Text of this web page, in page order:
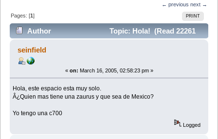
← previous next →
PRINT
Pages: [1]
Author
Topic: Hola! (Read 22261
times)
seinfield
« on: March 16, 2005, 02:58:23 pm »
Hola, este espacio esta muy solo.
Â¿Quien mas tiene una zaurus y que sea de Mexico?
Yo tengo una c700
Logged